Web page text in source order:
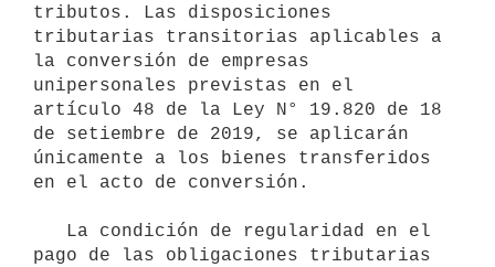
tributos. Las disposiciones
tributarias transitorias aplicables a
la conversión de empresas
unipersonales previstas en el
artículo 48 de la Ley N° 19.820 de 18
de setiembre de 2019, se aplicarán
únicamente a los bienes transferidos
en el acto de conversión.
pago de las obligaciones tributarias